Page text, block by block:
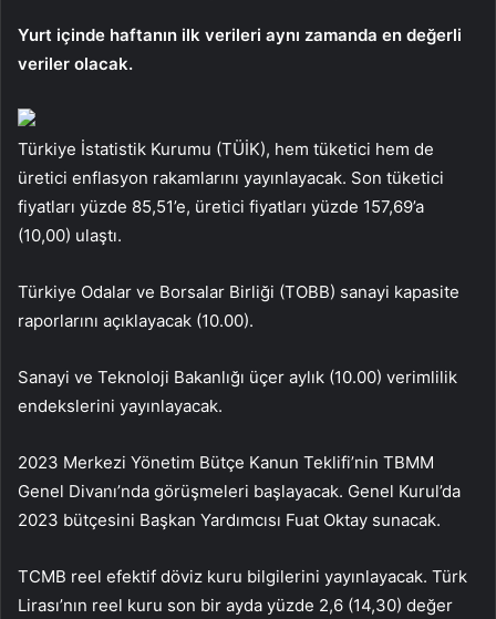
Yurt içinde haftanın ilk verileri aynı zamanda en değerli
veriler olacak.
Türkiye İstatistik Kurumu (TÜİK), hem tüketici hem de
üretici enflasyon rakamlarını yayınlayacak. Son tüketici
fiyatları yüzde 85,51’e, üretici fiyatları yüzde 157,69’a
(10,00) ulaştı.
Türkiye Odalar ve Borsalar Birliği (TOBB) sanayi kapasite
raporlarını açıklayacak (10.00).
Sanayi ve Teknoloji Bakanlığı üçer aylık (10.00) verimlilik
endekslerini yayınlayacak.
2023 Merkezi Yönetim Bütçe Kanun Teklifi’nin TBMM
Genel Divanı’nda görüşmeleri başlayacak. Genel Kurul’da
2023 bütçesini Başkan Yardımcısı Fuat Oktay sunacak.
TCMB reel efektif döviz kuru bilgilerini yayınlayacak. Türk
Lirası’nın reel kuru son bir ayda yüzde 2,6 (14,30) değer